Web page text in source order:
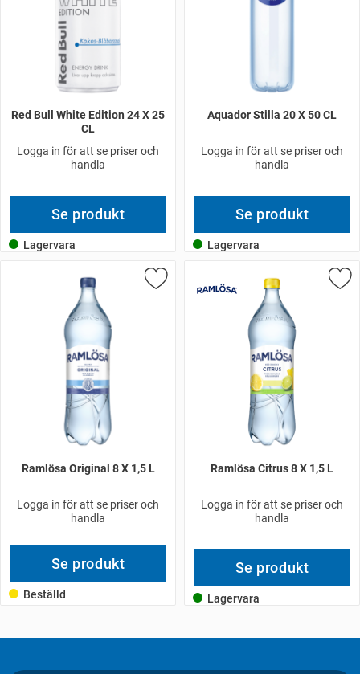
Red Bull White Edition 24 X 25
CL
Logga in för att se priser och
handla
Se produkt
Lagervara
Aquador Stilla 20 X 50 CL
Logga in för att se priser och
handla
Se produkt
Lagervara
Ramlösa Original 8 X 1,5 L
Logga in för att se priser och
handla
Se produkt
Beställd
Ramlösa Citrus 8 X 1,5 L
Logga in för att se priser och
handla
Se produkt
Lagervara